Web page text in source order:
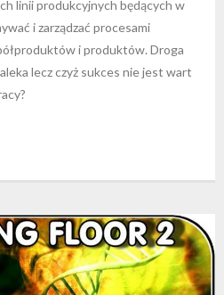
linii produkcyjnych będących w
i zarządzać procesami
i produktów. Droga
lecz czyż sukces nie jest wart